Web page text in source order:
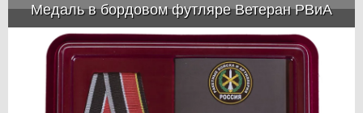
Медаль в бордовом футляре Ветеран РВиА